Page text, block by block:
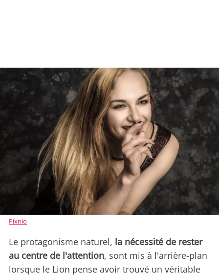
Pixnio
Le protagonisme naturel, la nécessité de rester
au centre de l'attention, sont mis à l'arrière-plan
lorsque le Lion pense avoir trouvé un véritable